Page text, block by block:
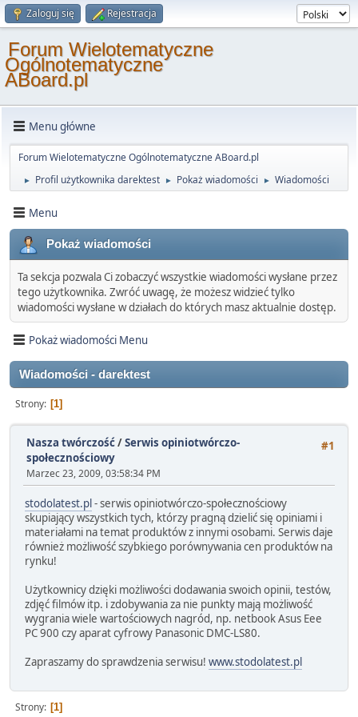
Zaloguj się Rejestracja
Forum Wielotematyczne
Ogólnotematyczne
ABoard.pl
Menu główne
Forum Wielotematyczne Ogólnotematyczne ABoard.pl
► Profil użytkownika darektest ► Pokaż wiadomości ► Wiadomości
Menu
Pokaż wiadomości
Ta sekcja pozwala Ci zobaczyć wszystkie wiadomości wysłane przez
tego użytkownika. Zwróć uwagę, że możesz widzieć tylko
wiadomości wysłane w działach do których masz aktualnie dostęp.
Pokaż wiadomości Menu
Wiadomości - darektest
Strony 1
#1
Nasza twórczość/Serwis opiniotwórczo-
społecznościowy
Marzec 23, 2009, 03:58:34 PM
stodolatest.pl - serwis opiniotwórczo-społecznościowy
skupiający wszystkich tych, którzy pragną dzielić się opiniami i
materiałami na temat produktów z innymi osobami. Serwis daje
również możliwość szybkiego porównywania cen produktów na
rynku!
Użytkownicy dzięki możliwości dodawania swoich opinii, testów,
zdjęć filmów itp. i zdobywania za nie punkty mają możliwość
wygrania wiele wartościowych nagród, np. netbook Asus Eee
PC 900 czy aparat cyfrowy Panasonic DMC-LS80.
Zapraszamy do sprawdzenia serwisu! www.stodolatest.pl
Strony 1